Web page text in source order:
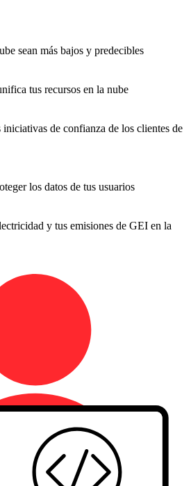
sean más bajos y predecibles
tus recursos en la nube
de confianza de los clientes de
los datos de tus usuarios
y tus emisiones de GEI en la